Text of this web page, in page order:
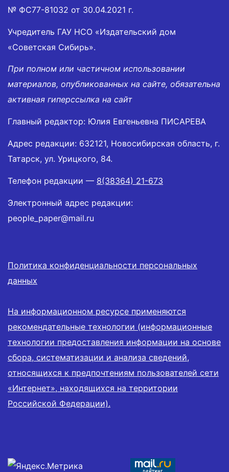
№ ФС77-81032 от 30.04.2021 г.
Учредитель ГАУ НСО «Издательский дом
«Советская Сибирь».
При полном или частичном использовании
материалов, опубликованных на сайте, обязательна
активная гиперссылка на сайт
Главный редактор: Юлия Евгеньевна ПИСАРЕВА
Адрес редакции: 632121, Новосибирская область, г.
Татарск, ул. Урицкого, 84.
Телефон редакции — 8(38364) 21-673
Электронный адрес редакции:
people_paper@mail.ru
Политика конфиденциальности персональных
данных
На информационном ресурсе применяются
рекомендательные технологии (информационные
технологии предоставления информации на основе
сбора, систематизации и анализа сведений,
относящихся к предпочтениям пользователей сети
«Интернет», находящихся на территории
Российской Федерации).